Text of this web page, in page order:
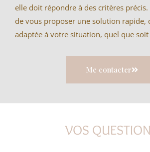
elle doit répondre à des critères
de vous proposer une solution rapide,
adaptée à votre situation, quel que soit
Me contacter
VOS